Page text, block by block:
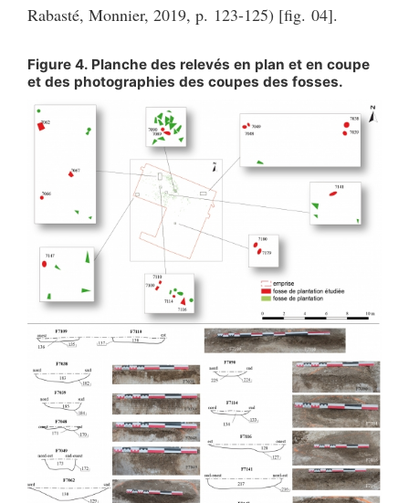
Rabasté, Monnier, 2019, p. 123-125) [fig. 04].
Figure 4. Planche des relevés en plan et en coupe
et des photographies des coupes des fosses.